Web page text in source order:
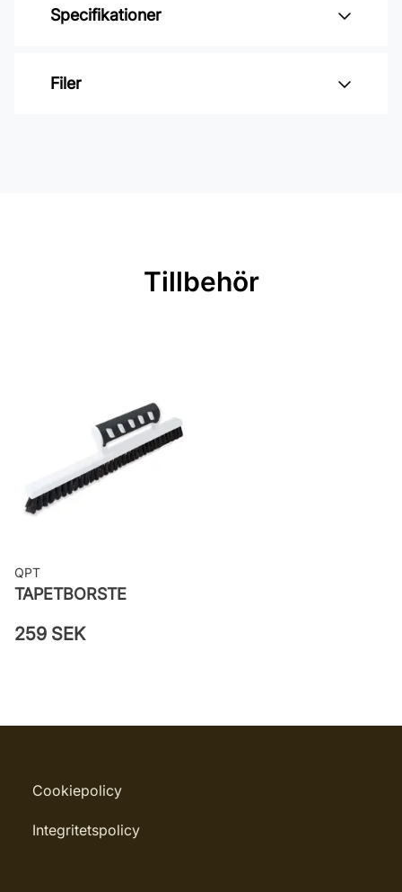
Specifikationer
Varumärke: Midbec Tapeter
Bredd: 0,53 m
Leverantörens artikelnummer:
ILA101
Filer
Tillbehör
QPT
TAPETBORSTE
259 SEK
Cookiepolicy
Integritetspolicy